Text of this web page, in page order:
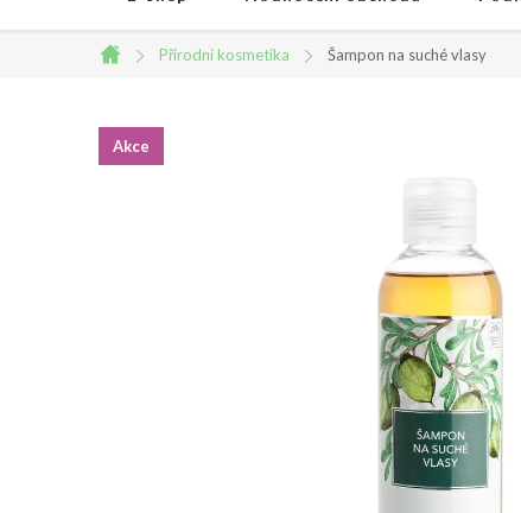
Domů
Přírodní kosmetika Šampon na suché vlasy
Akce